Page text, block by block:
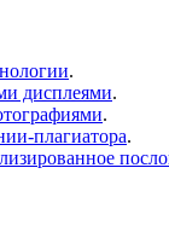
.
дисплеями.
.
плагиатора.